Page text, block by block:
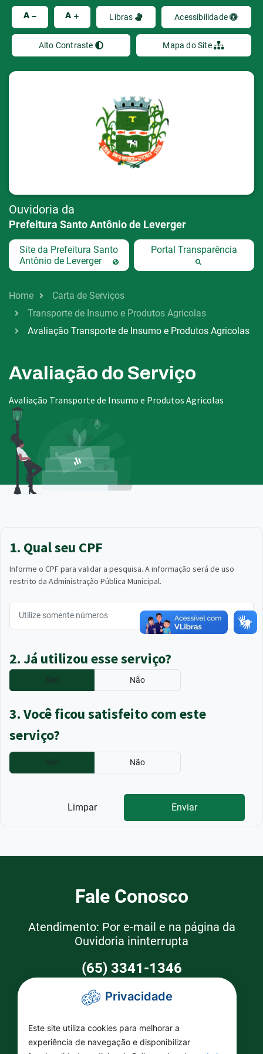
A A Libras Acessibilidade
Alto Contraste Mapa do Site
Ouvidoria da
Prefeitura Santo Antônio de Leverger
Site da Prefeitura Santo
Antônio de Leverger
Portal Transparência
Home
Carta de Serviços
Transporte de Insumo e Produtos Agricolas
Avaliação Transporte de Insumo e Produtos Agricolas
Avaliação do Serviço
Avaliação Transporte de Insumo e Produtos Agricolas
1. Qual seu CPF
Informe o CPF para validar a pesquisa. A informação será de uso
restrito da Administração Pública Municipal.
2. Já utilizou esse serviço?
Sim Não
3. Você ficou satisfeito com este
serviço?
Sim Não
Limpar Enviar
Fale Conosco
Atendimento: Por e-mail e na página da
Ouvidoria ininterrupta
(65) 3341-1346
Como Chegar
Prefeitura Santo Antônio de Leverger
Privacidade
Este site utiliza cookies para melhorar a
experiência de navegação e disponibilizar